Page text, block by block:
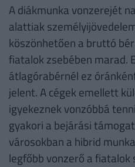
A diákmunka vonzerejét
alattiak
köszönhetően a bruttó
fiatalok zsebében marad.
átlagórabérnél ez
jelent. A cégek emellett
igyekeznek vonzóbbá
gyakori a bejárási
városokban a hibrid
legfőbb vonzerő a fiatalok